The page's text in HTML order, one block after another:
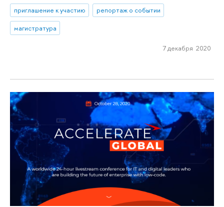
приглашение к участию
репортаж о событии
магистратура
7 декабря 2020